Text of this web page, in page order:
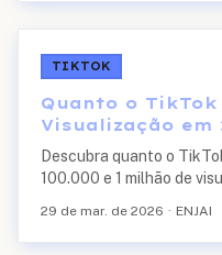
TIKTOK
Quanto o
Visualização em
Descubra quanto o
100.000 e 1 milhão de
29 de mar. de 2026 · ENJAI